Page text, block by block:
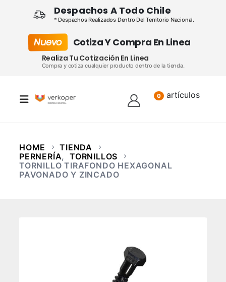
Despachos A Todo Chile
* Despachos Realizados Dentro Del Territorio Nacional.
Nuevo Cotiza Y Compra En Linea
Realiza Tu Cotización En Linea
Compra y cotiza cualquier producto dentro de la tienda.
0 artículos
HOME
TIENDA
PERNERÍA, TORNILLOS
TORNILLO TIRAFONDO HEXAGONAL
PAVONADO Y ZINCADO